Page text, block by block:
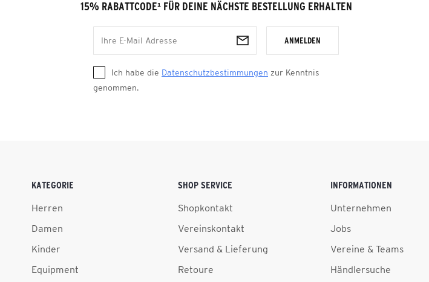
15% RABATTCODE¹FÜR DEINE NÄCHSTE BESTELLUNG ERHALTEN
ANMELDEN
Ich habe die Datenschutzbestimmungen zur Kenntnis
genommen.
KATEGORIE
Herren
Damen
Kinder
Equipment
SHOP SERVICE
Shopkontakt
Vereinskontakt
Versand & Lieferung
Retoure
INFORMATIONEN
Unternehmen
Jobs
Vereine & Teams
Händlersuche